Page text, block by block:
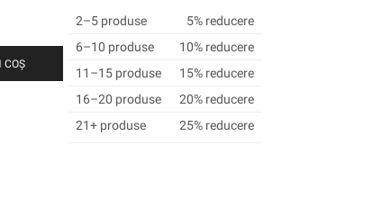
COȘ
2–5 produse
5% reducere
6–10 produse
10% reducere
11–15 produse
15% reducere
16–20 produse
20% reducere
21+ produse
25% reducere